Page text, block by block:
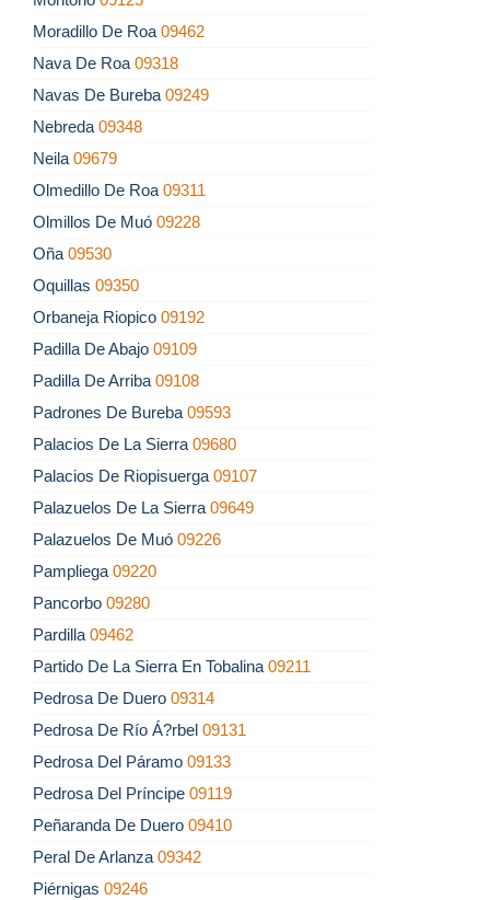
Moradillo De Roa 09462
Nava De Roa 09318
Navas De Bureba 09249
Nebreda 09348
Neila 09679
Olmedillo De Roa 09311
Olmillos De Muó 09228
Oña 09530
Oquillas 09350
Orbaneja Riopico 09192
Padilla De Abajo 09109
Padilla De Arriba 09108
Padrones De Bureba 09593
Palacios De La Sierra 09680
Palacios De Riopisuerga 09107
Palazuelos De La Sierra 09649
Palazuelos De Muó 09226
Pampliega 09220
Pancorbo 09280
Pardilla 09462
Partido De La Sierra En Tobalina 09211
Pedrosa De Duero 09314
Pedrosa De Río Á?rbel 09131
Pedrosa Del Páramo 09133
Pedrosa Del Príncipe 09119
Peñaranda De Duero 09410
Peral De Arlanza 09342
Piérnigas 09246